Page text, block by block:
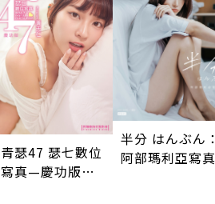
青瑟47 瑟七數位
寫真—慶功版
半分 はんぶん
阿部瑪利亞寫真